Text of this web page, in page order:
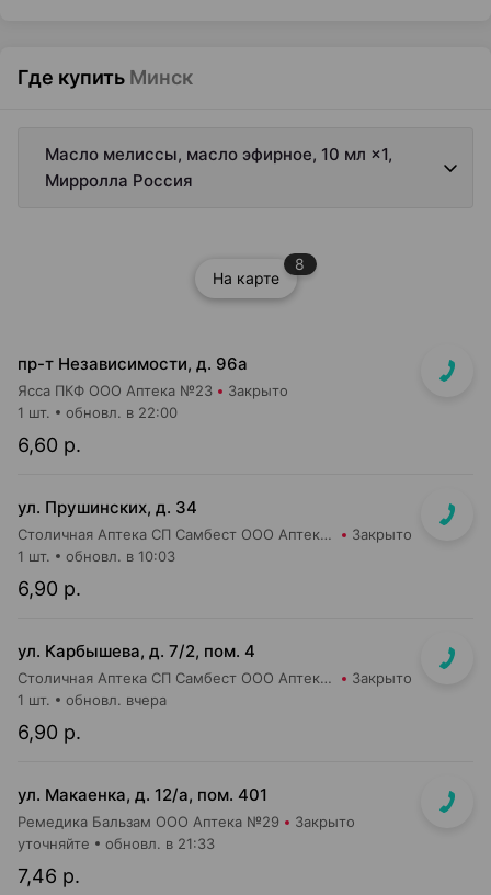
Где купить Минск
Масло мелиссы, масло эфирное, 10 мл ×1,
Мирролла Россия
На карте
8
пр-т Независимости, д. 96а
Ясса ПКФ ООО Аптека №23 Закрыто
6,60 р.
1 шт. обновл. в 22:00
ул. Прушинских, д. 34
Столичная Аптека СП Самбест ООО Аптека №24 Закрыто
6,90 р.
1 шт. обновл. в 10:03
ул. Карбышева, д. 7/2, пом. 4
Столичная Аптека СП Самбест ООО Аптека №15 Закрыто
6,90 р.
1 шт. обновл. вчера
ул. Макаенка, д. 12/а, пом. 401
Ремедика Бальзам ООО Аптека №29 Закрыто
7,46 р.
уточняйте обновл. в 21:33